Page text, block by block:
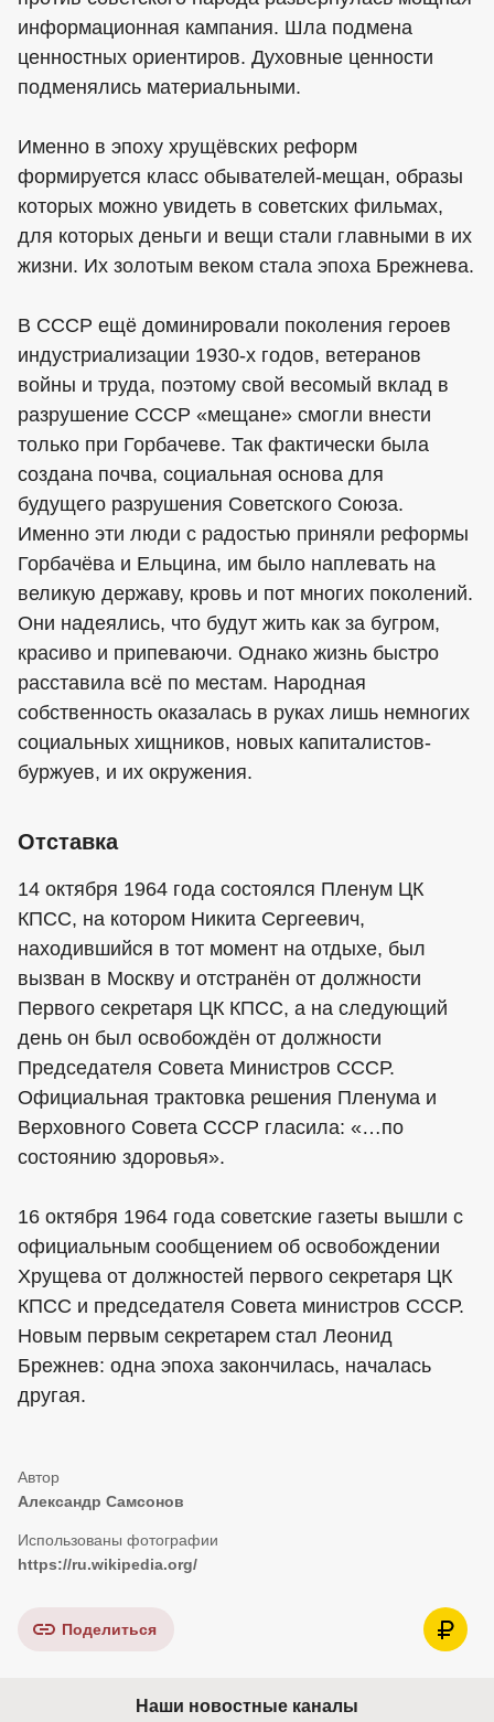
информационная кампания. Шла подмена
ценностных ориентиров. Духовные ценности
подменялись материальными.
Именно в эпоху хрущёвских реформ
формируется класс обывателей-мещан, образы
которых можно увидеть в советских фильмах,
для которых деньги и вещи стали главными в их
жизни. Их золотым веком стала эпоха Брежнева.
В СССР ещё доминировали поколения героев
индустриализации 1930-х годов, ветеранов
войны и труда, поэтому свой весомый вклад в
разрушение СССР «мещане» смогли внести
только при Горбачеве. Так фактически была
создана почва, социальная основа для
будущего разрушения Советского Союза.
Именно эти люди с радостью приняли реформы
Горбачёва и Ельцина, им было наплевать на
великую державу, кровь и пот многих поколений.
Они надеялись, что будут жить как за бугром,
красиво и припеваючи. Однако жизнь быстро
расставила всё по местам. Народная
собственность оказалась в руках лишь немногих
социальных хищников, новых капиталистов-
буржуев, и их окружения.
Отставка
14 октября 1964 года состоялся Пленум ЦК
КПСС, на котором Никита Сергеевич,
находившийся в тот момент на отдыхе, был
вызван в Москву и отстранён от должности
Первого секретаря ЦК КПСС, а на следующий
день он был освобождён от должности
Председателя Совета Министров СССР.
Официальная трактовка решения Пленума и
Верховного Совета СССР гласила: «…по
состоянию здоровья».
16 октября 1964 года советские газеты вышли с
официальным сообщением об освобождении
Хрущева от должностей первого секретаря ЦК
КПСС и председателя Совета министров СССР.
Новым первым секретарем стал Леонид
Брежнев: одна эпоха закончилась, началась
другая.
Александр Самсонов
https://ru.wikipedia.org/
Поделиться
Наши новостные каналы